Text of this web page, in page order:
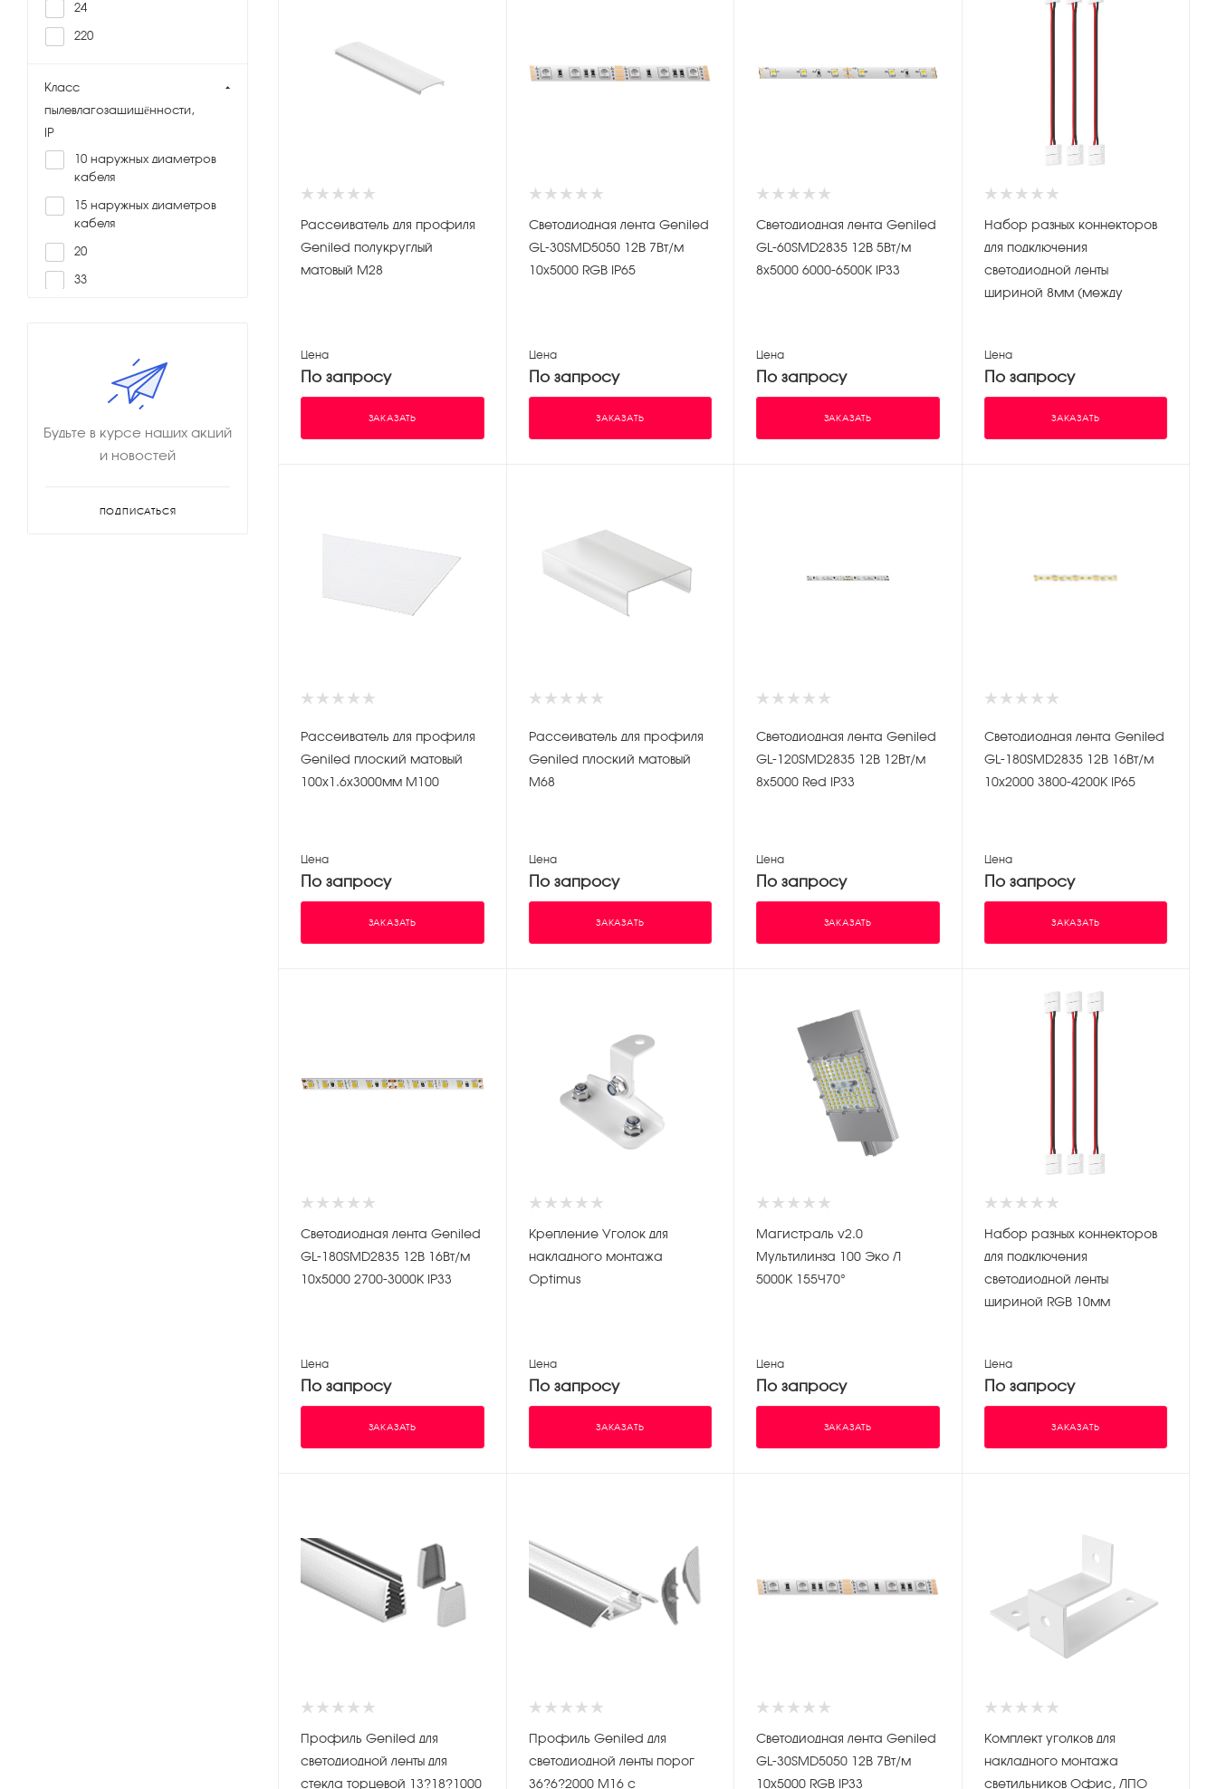
Рассеиватель для профиля
Geniled полукруглый
матовый М28
Цена
По запросу
ЗАКАЗАТЬ
Светодиодная лента Geniled
GL-30SMD5050 12В 7Вт/м
10х5000 RGB IP65
Цена
По запросу
ЗАКАЗАТЬ
Светодиодная лента Geniled
GL-60SMD2835 12В 5Вт/м
8х5000 6000-6500К IP33
Цена
По запросу
ЗАКАЗАТЬ
Набор разных коннекторов
для подключения
светодиодной ленты
шириной 8мм (между
Цена
По запросу
ЗАКАЗАТЬ
Рассеиватель для профиля
Geniled плоский матовый
100х1.6х3000мм М100
Цена
По запросу
ЗАКАЗАТЬ
Рассеиватель для профиля
Geniled плоский матовый
М68
Цена
По запросу
ЗАКАЗАТЬ
Светодиодная лента Geniled
GL-120SMD2835 12В 12Вт/м
8х5000 Red IP33
Цена
По запросу
ЗАКАЗАТЬ
Светодиодная лента Geniled
GL-180SMD2835 12В 16Вт/м
10х2000 3800-4200К IP65
Цена
По запросу
ЗАКАЗАТЬ
Светодиодная лента Geniled
GL-180SMD2835 12В 16Вт/м
10х5000 2700-3000К IP33
Цена
По запросу
ЗАКАЗАТЬ
Крепление Уголок для
накладного монтажа
Optimus
Цена
По запросу
ЗАКАЗАТЬ
Магистраль v2.0
Мультилинза 100 Эко Л
5000К 155×70°
Цена
По запросу
ЗАКАЗАТЬ
Набор разных коннекторов
для подключения
светодиодной ленты
шириной RGB 10мм
Цена
По запросу
ЗАКАЗАТЬ
Профиль Geniled для
светодиодной ленты для
стекла торцевой 13?18?1000
Профиль Geniled для
светодиодной ленты порог
36?6?2000 М16 с
Светодиодная лента Geniled
GL-30SMD5050 12В 7Вт/м
10х5000 RGB IP33
Комплект уголков для
накладного монтажа
светильников Офис, ЛПО
24
220
Класс
пылевлагозащищённости,
IP
10 наружных диаметров
кабеля
15 наружных диаметров
кабеля
20
33
8 наружных диаметров
Будьте в курсе наших акций
и новостей
ПОДПИСАТЬСЯ